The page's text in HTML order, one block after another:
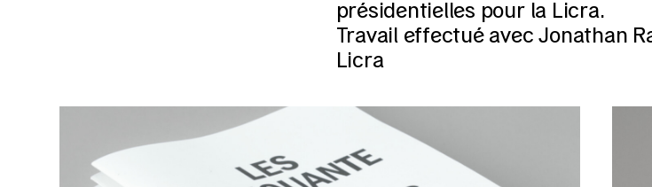
présidentielles pour la Licra.
Travail effectué avec Jonathan
Licra